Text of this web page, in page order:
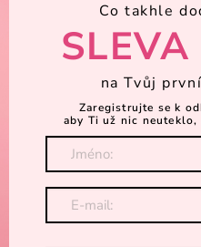
Co takhle
na Tvůj
Zaregistrujte se k
aby Ti už nic neuteklo,